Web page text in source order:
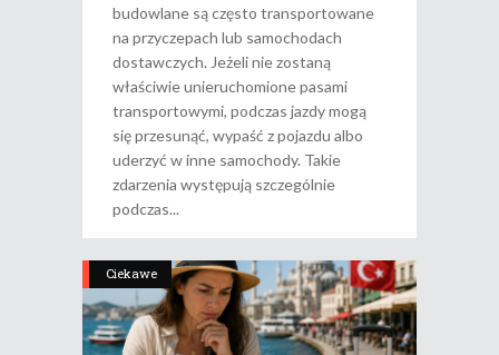
budowlane są często transportowane
na przyczepach lub samochodach
dostawczych. Jeżeli nie zostaną
właściwie unieruchomione pasami
transportowymi, podczas jazdy mogą
się przesunąć, wypaść z pojazdu albo
uderzyć w inne samochody. Takie
zdarzenia występują szczególnie
podczas
Ciekawe